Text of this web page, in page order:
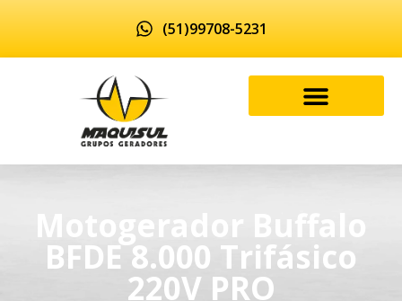
(51)99708-5231
Motogerador Buffalo
BFDE 8.000 Trifásico
220V PRO